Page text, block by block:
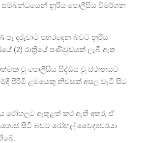
නූරිය පොලීසිය විමර්ශන
පෑ දරුවාට පහරදෙන බවට නූරිය
(2) රාත්‍රියේ පණිවුඩයක් ලැබී ඇත.
වූ පොලිසිය සිද්ධිය වූ ස්ථානයට
පිරිමි ළමයෙකු නිවසක් අසල වැටී සිට
රෝහලට ඇතුළත් කර ඇති අතර, ඒ
සිටි බවට රෝහල් වෛද්‍යවරයා